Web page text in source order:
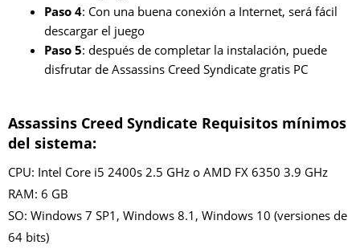
Paso 4: Con una buena conexión a Internet, será fácil
descargar el juego
Paso 5: después de completar la instalación, puede
disfrutar de Assassins Creed Syndicate gratis PC
Assassins Creed Syndicate Requisitos mínimos
del sistema:
CPU: Intel Core i5 2400s 2.5 GHz o AMD FX 6350 3.9 GHz
RAM: 6 GB
SO: Windows 7 SP1, Windows 8.1, Windows 10 (versiones de
64 bits)